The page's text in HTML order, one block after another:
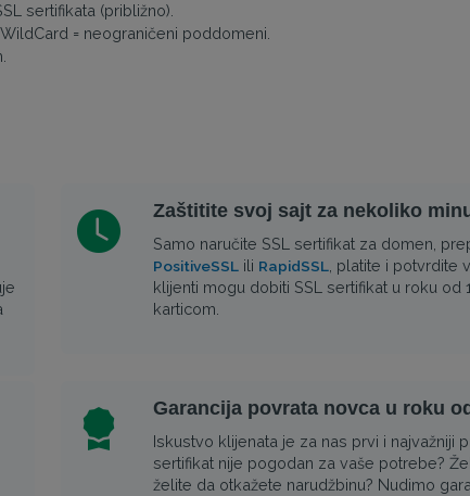
sertifikata (približno).
= neograničeni poddomeni.
Zaštitite svoj sajt za nekoliko
Samo naručite SSL sertifikat za domen,
PositiveSSL ili RapidSSL , platite i potvrdite
klijenti mogu dobiti SSL sertifikat u roku od
karticom.
Garancija povrata novca u roku
Iskustvo klijenata je za nas prvi i najvažniji
sertifikat nije pogodan za vaše potrebe?
želite da otkažete narudžbinu? Nudimo